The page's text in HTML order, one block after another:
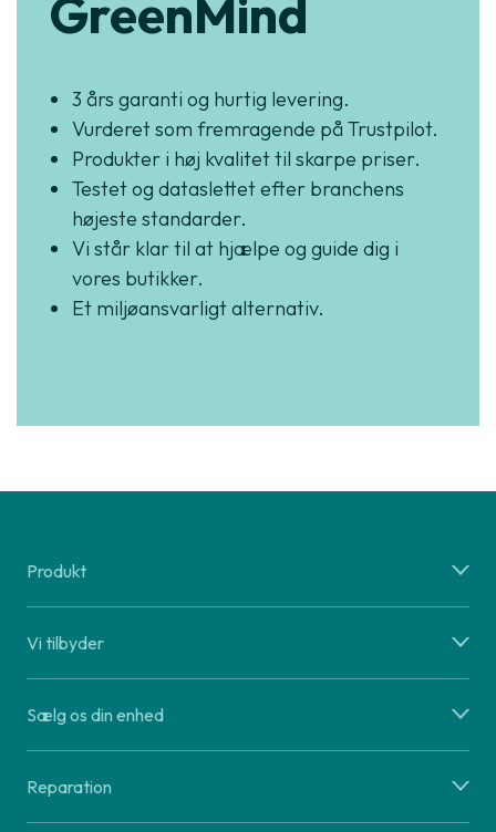
GreenMind
3 års garanti og hurtig levering.
Vurderet som fremragende på Trustpilot.
Produkter i høj kvalitet til skarpe priser.
Testet og dataslettet efter branchens
højeste standarder.
Vi står klar til at hjælpe og guide dig i
vores butikker.
Et miljøansvarligt alternativ.
Produkt
Vi tilbyder
Sælg os din enhed
Reparation